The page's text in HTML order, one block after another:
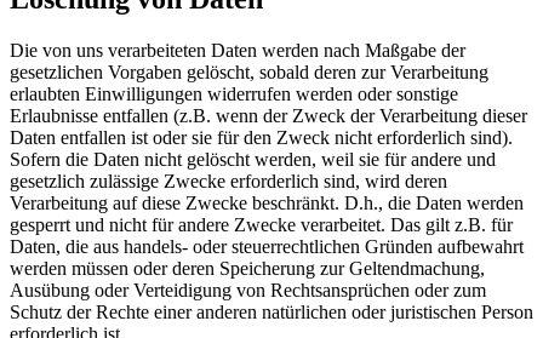
Die von uns verarbeiteten Daten werden nach Maßgabe der
gesetzlichen Vorgaben gelöscht, sobald deren zur Verarbeitung
erlaubten Einwilligungen widerrufen werden oder sonstige
Erlaubnisse entfallen (z.B. wenn der Zweck der Verarbeitung dieser
Daten entfallen ist oder sie für den Zweck nicht erforderlich sind).
Sofern die Daten nicht gelöscht werden, weil sie für andere und
gesetzlich zulässige Zwecke erforderlich sind, wird deren
Verarbeitung auf diese Zwecke beschränkt. D.h., die Daten werden
gesperrt und nicht für andere Zwecke verarbeitet. Das gilt z.B. für
Daten, die aus handels- oder steuerrechtlichen Gründen aufbewahrt
werden müssen oder deren Speicherung zur Geltendmachung,
Ausübung oder Verteidigung von Rechtsansprüchen oder zum
Schutz der Rechte einer anderen natürlichen oder juristischen Person
erforderlich ist.